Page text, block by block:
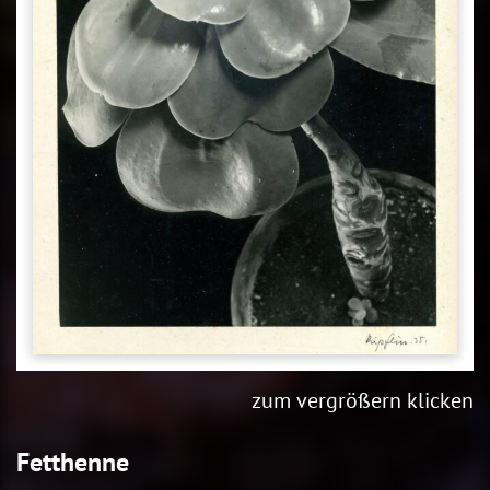
zum vergrößern klicken
Fetthenne